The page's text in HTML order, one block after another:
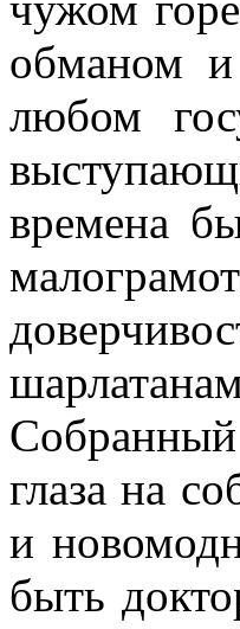
обманом и
любом
времена
Собранный
глаза на
и
быть